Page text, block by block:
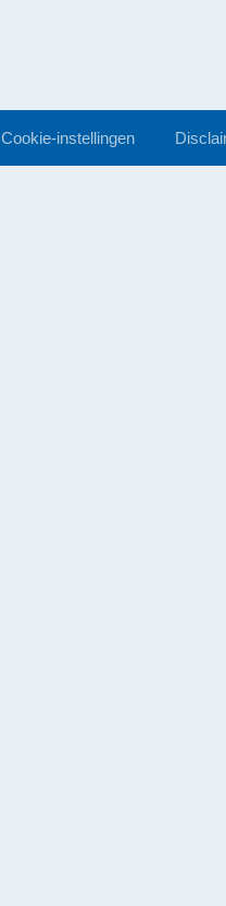
Cookie-instellingen